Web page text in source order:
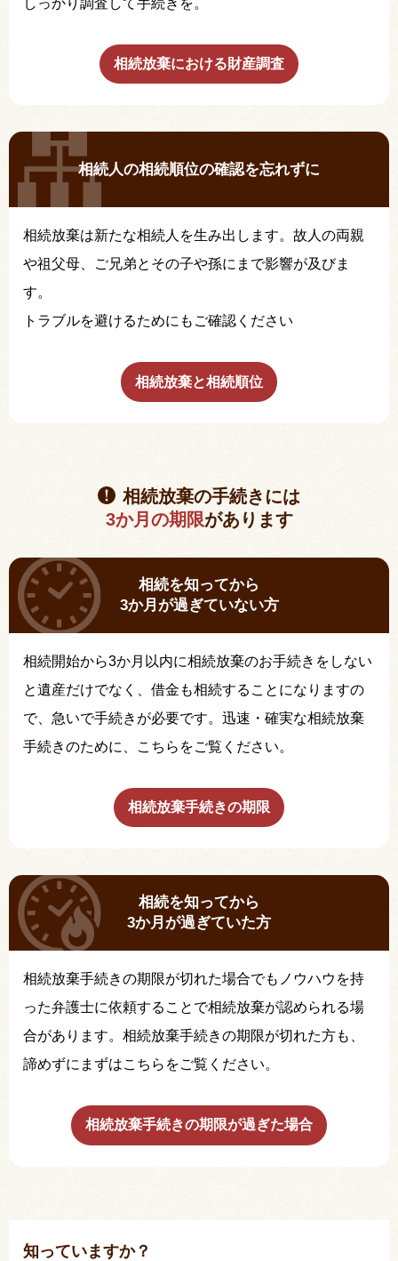
しっかり調査して手続きを。
相続放棄における財産調査
相続人の相続順位の確認を忘れずに
相続放棄は新たな相続人を生み出します。故人の両親
や祖父母、ご兄弟とその子や孫にまで影響が及びま
す。
トラブルを避けるためにもご確認ください
相続放棄と相続順位
相続放棄の手続きには
3か月の期限があります
相続を知ってから
3か月が過ぎていない方
相続開始から3か月以内に相続放棄のお手続きをしない
と遺産だけでなく、借金も相続することになりますの
で、急いで手続きが必要です。迅速・確実な相続放棄
手続きのために、こちらをご覧ください。
相続放棄手続きの期限
相続を知ってから
3か月が過ぎていた方
相続放棄手続きの期限が切れた場合でもノウハウを持
った弁護士に依頼することで相続放棄が認められる場
合があります。相続放棄手続きの期限が切れた方も、
諦めずにまずはこちらをご覧ください。
相続放棄手続きの期限が過ぎた場合
知っていますか？